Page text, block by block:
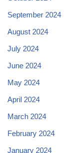
September 2024
August 2024
July 2024
June 2024
May 2024
April 2024
March 2024
February 2024
January 2024